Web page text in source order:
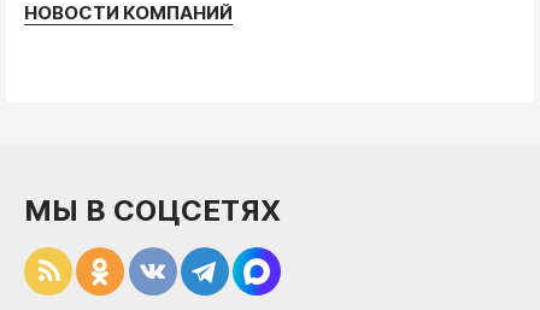
НОВОСТИ КОМПАНИЙ
МЫ В СОЦСЕТЯХ